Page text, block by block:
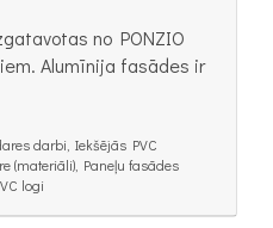
no PONZIO
Alumīnija fasādes ir
darbi, Iekšējās PVC
(materiāli), Paneļu fasādes
logi